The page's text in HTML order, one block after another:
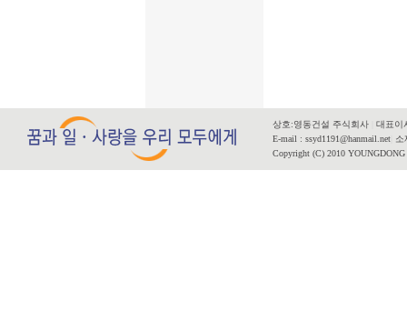
상호:영동건설 주식회사
대표이
E-mail : ssyd1191@hanmail.net 소
Copyright (C) 2010